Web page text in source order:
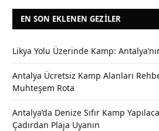
EN SON EKLENEN GEZILER
Likya Yolu Üzerinde Kamp:
Antalya Ücretsiz Kamp Alanları
Muhteşem Rota
Antalya’da Denize Sıfır Kamp
Çadırdan Plaja Uyanın